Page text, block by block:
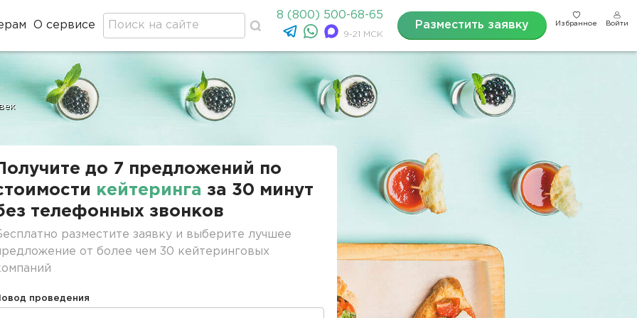
О сервисе
8 (800) 500-68-65
9-21 МСК
Разместить заявку Избранное Войти
до 7 предложений по
кейтеринга за 30 минут
телефонных звонков
разместите заявку и выберите лучшее
от более чем 30 кейтеринговых
проведения